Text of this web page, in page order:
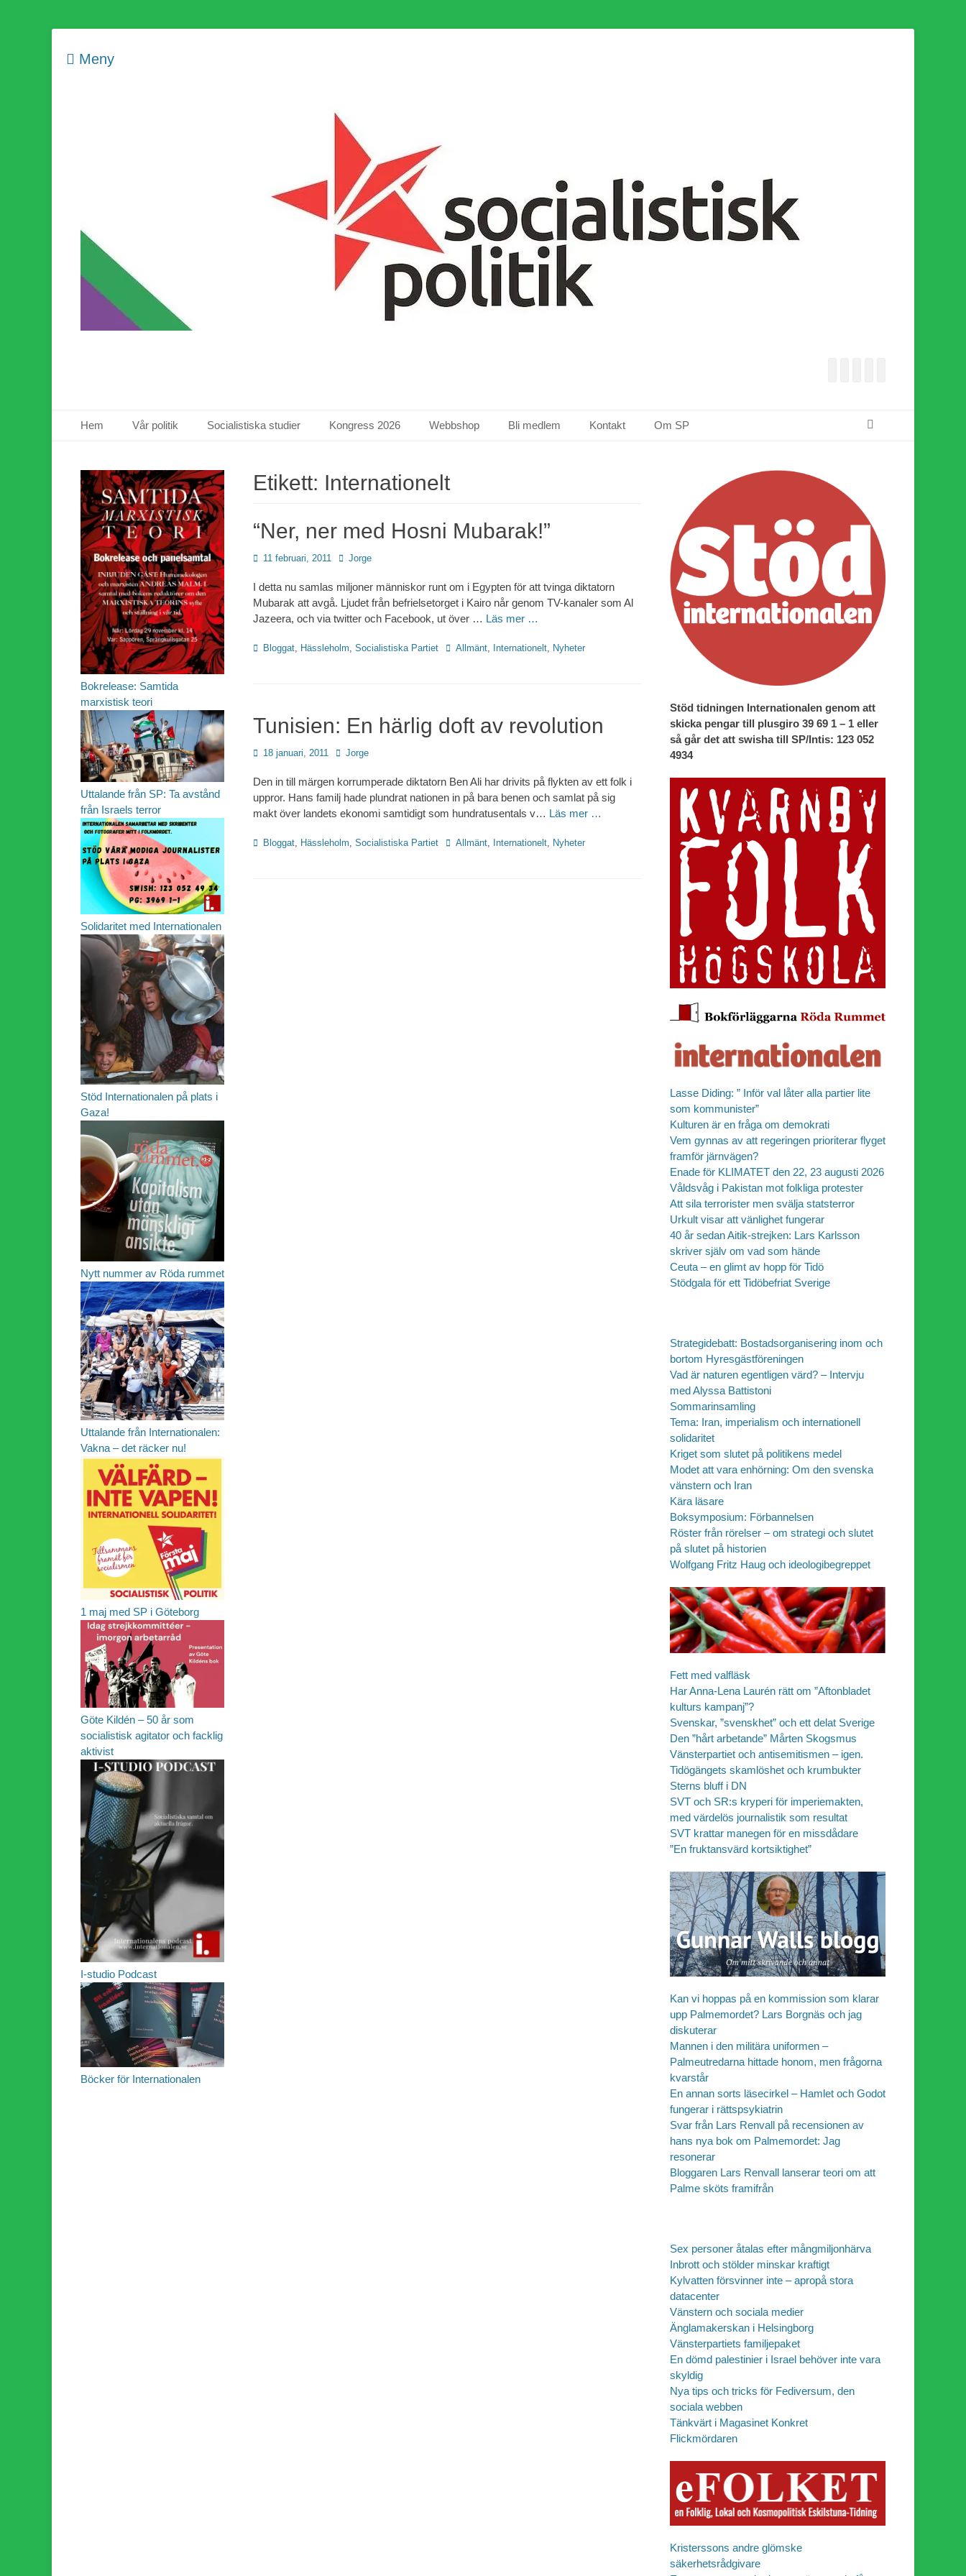
Meny
Primär meny
Hem Vår politik Socialistiska studier Kongress 2026 Webbshop Bli medlem Kontakt Om SP
Etikett: Internationelt
“Ner, ner med Hosni Mubarak!”
Publicerad
11 februari, 2011 Författare
Jorge
I detta nu samlas miljoner människor runt om i Egypten för att tvinga diktatorn
Mubarak att avgå. Ljudet från befrielsetorget i Kairo når genom TV-kanaler som Al
Jazeera, och via twitter och Facebook, ut över … Läs mer …
Kategorier
Bloggat, Hässleholm, Socialistiska Partiet Etiketter
Allmänt, Internationelt, Nyheter
Tunisien: En härlig doft av revolution
Publicerad
18 januari, 2011 Författare
Jorge
Den in till märgen korrumperade diktatorn Ben Ali har drivits på flykten av ett folk i
uppror. Hans familj hade plundrat nationen in på bara benen och samlat på sig
makt över landets ekonomi samtidigt som hundratusentals v… Läs mer …
Kategorier
Bloggat, Hässleholm, Socialistiska Partiet Etiketter
Allmänt, Internationelt, Nyheter
Stöd tidningen Internationalen genom att
skicka pengar till plusgiro 39 69 1 – 1 eller
så går det att swisha till SP/Intis: 123 052
4934
Lasse Diding: ” Inför val låter alla partier lite
som kommunister”
Kulturen är en fråga om demokrati
Vem gynnas av att regeringen prioriterar flyget
framför järnvägen?
Enade för KLIMATET den 22, 23 augusti 2026
Våldsvåg i Pakistan mot folkliga protester
Att sila terrorister men svälja statsterror
Urkult visar att vänlighet fungerar
40 år sedan Aitik-strejken: Lars Karlsson
skriver själv om vad som hände
Ceuta – en glimt av hopp för Tidö
Stödgala för ett Tidöbefriat Sverige
Strategidebatt: Bostadsorganisering inom och
bortom Hyresgästföreningen
Vad är naturen egentligen värd? – Intervju
med Alyssa Battistoni
Sommarinsamling
Tema: Iran, imperialism och internationell
solidaritet
Kriget som slutet på politikens medel
Modet att vara enhörning: Om den svenska
vänstern och Iran
Kära läsare
Boksymposium: Förbannelsen
Röster från rörelser – om strategi och slutet
på slutet på historien
Wolfgang Fritz Haug och ideologibegreppet
Fett med valfläsk
Har Anna-Lena Laurén rätt om ”Aftonbladet
kulturs kampanj”?
Svenskar, ”svenskhet” och ett delat Sverige
Den ”hårt arbetande” Mårten Skogsmus
Vänsterpartiet och antisemitismen – igen.
Tidögängets skamlöshet och krumbukter
Sterns bluff i DN
SVT och SR:s kryperi för imperiemakten,
med värdelös journalistik som resultat
SVT krattar manegen för en missdådare
”En fruktansvärd kortsiktighet”
Kan vi hoppas på en kommission som klarar
upp Palmemordet? Lars Borgnäs och jag
diskuterar
Mannen i den militära uniformen –
Palmeutredarna hittade honom, men frågorna
kvarstår
En annan sorts läsecirkel – Hamlet och Godot
fungerar i rättspsykiatrin
Svar från Lars Renvall på recensionen av
hans nya bok om Palmemordet: Jag
resonerar
Bloggaren Lars Renvall lanserar teori om att
Palme sköts framifrån
Sex personer åtalas efter mångmiljonhärva
Inbrott och stölder minskar kraftigt
Kylvatten försvinner inte – apropå stora
datacenter
Vänstern och sociala medier
Änglamakerskan i Helsingborg
Vänsterpartiets familjepaket
En dömd palestinier i Israel behöver inte vara
skyldig
Nya tips och tricks för Fediversum, den
sociala webben
Tänkvärt i Magasinet Konkret
Flickmördaren
Kristerssons andre glömske
säkerhetsrådgivare
Bokrelease: Samtida
marxistisk teori
Uttalande från SP: Ta avstånd
från Israels terror
Solidaritet med Internationalen
Stöd Internationalen på plats i
Gaza!
Nytt nummer av Röda rummet
Uttalande från Internationalen:
Vakna – det räcker nu!
1 maj med SP i Göteborg
Göte Kildén – 50 år som
socialistisk agitator och facklig
aktivist
I-studio Podcast
Böcker för Internationalen